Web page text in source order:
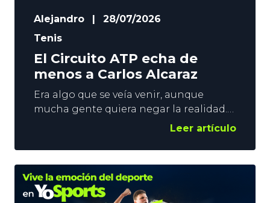
Alejandro |
28/07/2026
Tenis
El Circuito ATP echa de
menos a Carlos Alcaraz
Era algo que se veía venir, aunque
mucha gente quiera negar la realidad.
El Circuito ATP necesita que Sinner y
tenista, deja al Tenis Masculino en una
situación complicada por la diferencia
de nivel que hay entre ambos tenistas y
el resto de jugadores ahora mismo. La
Leer artículo